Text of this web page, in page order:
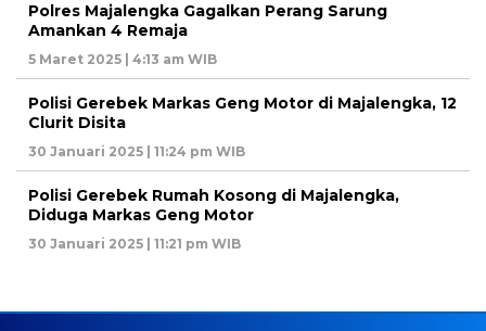
Polres Majalengka Gagalkan Perang Sarung
Amankan 4 Remaja
5 Maret 2025 | 4:13 am WIB
Polisi Gerebek Markas Geng Motor di Majalengka, 12
Clurit Disita
30 Januari 2025 | 11:24 pm WIB
Polisi Gerebek Rumah Kosong di Majalengka,
Diduga Markas Geng Motor
30 Januari 2025 | 11:21 pm WIB